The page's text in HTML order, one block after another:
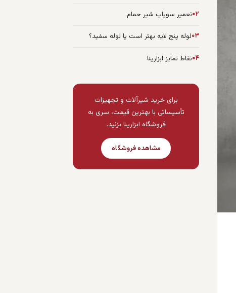
۰۲تعمیر سوپاپ شیر حمام
۰۳لوله پنج لایه بهتر است یا لوله سفید؟
۰۴نقاط تمایز ابزارینا
برای خرید شیرآلات و تجهیزات
تأسیساتی با بهترین قیمت، سری به
فروشگاه ابزارینا بزنید.
مشاهده فروشگاه